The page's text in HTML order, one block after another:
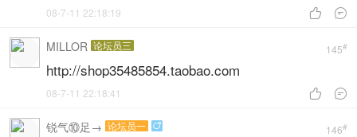
 
08-7-11 22:18:19
145#
MILLOR 论坛员三
http://shop35485854.taobao.com
 
08-7-11 22:18:41
146#
锐气⑩足→ 论坛员一 